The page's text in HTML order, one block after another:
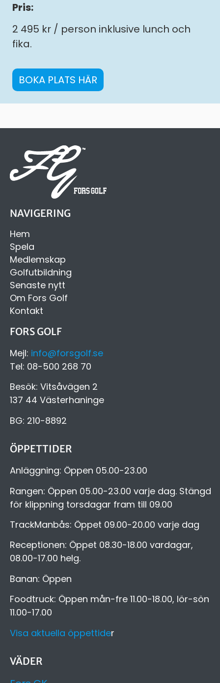
Pris:
2 495 kr / person inklusive lunch och
fika.
BOKA PLATS HÄR
NAVIGERING
Hem
Spela
Medlemskap
Golfutbildning
Senaste nytt
Om Fors Golf
Kontakt
FORS GOLF
Mejl: info@forsgolf.se
Tel: 08-500 268 70
Besök: Vitsåvägen 2
137 44 Västerhaninge
BG: 210-8892
ÖPPETTIDER
Anläggning: Öppen 05.00-23.00
Rangen: Öppen 05.00-23.00 varje dag. Stängd
för klippning torsdagar fram till 09.00
TrackManbås: Öppet 09.00-20.00 varje dag
Receptionen: Öppet 08.30-18.00 vardagar,
08.00-17.00 helg.
Banan: Öppen
Foodtruck: Öppen mån-fre 11.00-18.00, lör-sön
11.00-17.00
Visa aktuella öppettider
VÄDER